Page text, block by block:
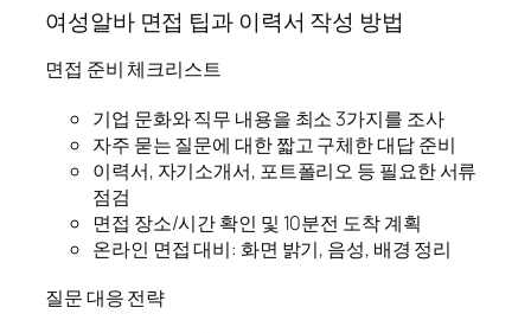
여성알바 면접 팁과 이력서 작성 방법
면접 준비 체크리스트
기업 문화와 직무 내용을 최소 3가지를 조사
자주 묻는 질문에 대한 짧고 구체한 대답 준비
이력서, 자기소개서, 포트폴리오 등 필요한 서류
점검
면접 장소/시간 확인 및 10분전 도착 계획
온라인 면접 대비: 화면 밝기, 음성, 배경 정리
질문 대응 전략